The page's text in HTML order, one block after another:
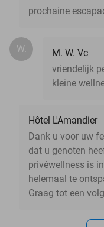
prochaine
W.
M. W. Vc
vriendelijk
kleine
Hôtel L'Amandier
Dank u voor uw
dat u genoten
privéwellness is
helemaal te
Graag tot een